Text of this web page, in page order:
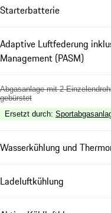
Starterbatterie
Adaptive Luftfederung
Management (PASM)
Abgasanlage mit 2
gebürstet
Ersetzt durch:
Wasserkühlung und
Ladeluftkühlung